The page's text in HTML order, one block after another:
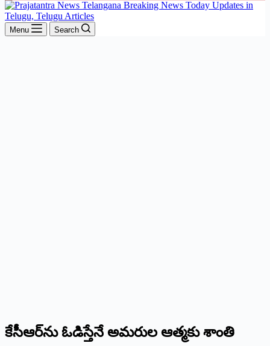
Menu Search
కేసీఆర్‌ను ఓడిస్తేనే అమరుల ఆత్మకు శాంతి